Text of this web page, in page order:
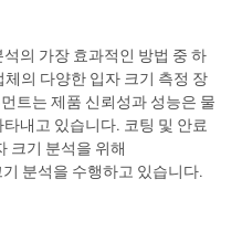
의 가장 효과적인 방법 중 하
의 다양한 입자 크기 측정 장
트는 제품 신뢰성과 성능은 물
내고 있습니다. 코팅 및 안료
크기 분석을 위해
분석을 수행하고 있습니다.